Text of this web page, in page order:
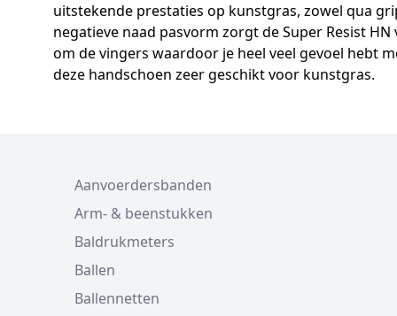
uitstekende prestaties op kunstgras, zowel qua
negatieve naad pasvorm zorgt de Super Resist
om de vingers waardoor je heel veel gevoel hebt
deze handschoen zeer geschikt voor kunstgras.
Aanvoerdersbanden
Arm- & beenstukken
Baldrukmeters
Ballen
Ballennetten